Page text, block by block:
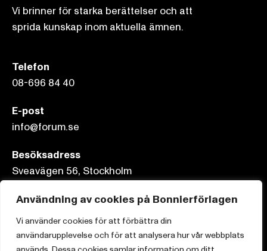
Användning av cookies på Bonnierförlagen
Vi använder cookies för att förbättra din
användarupplevelse och för att analysera hur vår webbplats
Vi brinner för starka berättelser och att
sprida kunskap inom aktuella ämnen.
Telefon
08-696 84 40
E-post
info@forum.se
Besöksadress
Sveavägen 56, Stockholm
Postadress
Box 3159, 103 63 Stockholm